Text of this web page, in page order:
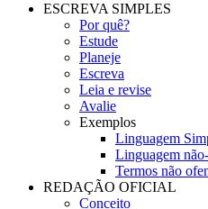
ESCREVA SIMPLES
Por quê?
Estude
Planeje
Escreva
Leia e revise
Avalie
Exemplos
Linguagem
Linguagem
Termos não
REDAÇÃO OFICIAL
Conceito